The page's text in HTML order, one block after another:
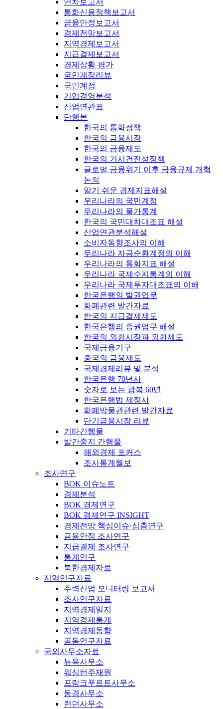
연차보고서
통화신용정책보고서
금융안정보고서
경제전망보고서
지역경제보고서
지급결제보고서
경제상황 평가
국민계정리뷰
국민계정
기업경영분석
산업연관표
단행본
한국의 통화정책
한국의 금융시장
한국의 금융제도
한국의 거시건전성정책
글로벌 금융위기 이후 금융규제 개혁
논의
알기 쉬운 경제지표해설
우리나라의 국민계정
우리나라의 물가통계
한국의 국민대차대조표 해설
산업연관분석해설
소비자동향조사의 이해
우리나라 자금순환계정의 이해
우리나라의 통화지표 해설
우리나라 국제수지통계의 이해
우리나라 국제투자대조표의 이해
한국은행의 발권업무
화폐관련 발간자료
한국의 지급결제제도
한국은행의 증권업무 해설
한국의 외환시장과 외환제도
국제금융기구
중국의 금융제도
국제경제리뷰 및 분석
한국은행 70년사
숫자로 보는 광복 60년
한국은행법 제정사
화폐박물관관련 발간자료
단기금융시장 리뷰
기타간행물
발간중지 간행물
해외경제 포커스
조사통계월보
조사연구
BOK 이슈노트
경제분석
BOK 경제연구
BOK 경제연구 INSIGHT
경제전망 핵심이슈·심층연구
금융안정 조사연구
지급결제 조사연구
통계연구
북한경제자료
지역연구자료
주력산업 모니터링 보고서
조사연구자료
지역경제일지
지역경제통계
지역경제동향
공동연구자료
국외사무소자료
뉴욕사무소
워싱턴주재원
프랑크푸르트사무소
동경사무소
런던사무소